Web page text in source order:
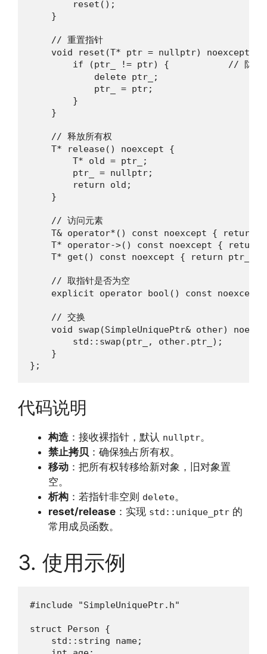
        reset();
    }
    // 重置指针
    void reset(T* ptr = nullptr) noexcept {
if (ptr_ != ptr) {           // 防止
            delete ptr_;
            ptr_ = ptr;
        }
    }
    // 释放所有权
    T* release() noexcept {
        T* old = ptr_;
        ptr_ = nullptr;
        return old;
    }
    // 访问元素
T& operator*() const noexcept { return
T* operator->() const noexcept { return
    T* get() const noexcept { return ptr_; }
    // 取指针是否为空
explicit operator bool() const noexcept
    // 交换
void swap(SimpleUniquePtr& other)
        std::swap(ptr_, other.ptr_);
    }
};
代码说明
构造 ：接收裸指针，默认 nullptr。
禁止拷贝 ：确保独占所有权。
移动 ：把所有权转移给新对象，旧对象置
空。
析构 ：若指针非空则 delete。
reset/release ：实现 std::unique_ptr 的
常用成员函数。
3. 使用示例
#include "SimpleUniquePtr.h"
struct Person {
    std::string name;